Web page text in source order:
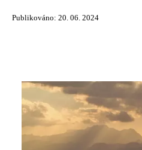
Publikováno: 20. 06. 2024